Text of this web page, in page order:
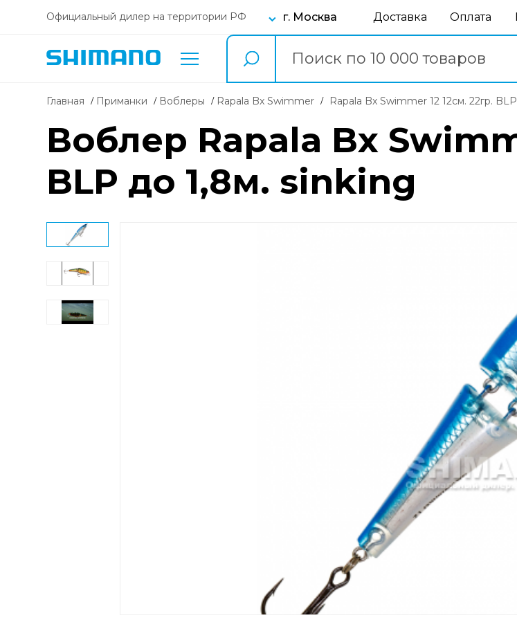
Официальный дилер на территории РФ г. Москва Доставка Оплата
Главная Приманки воблеры Rapala Bx Swimmer Rapala Bx Swimmer 12 12см. 22гр.
Воблер Rapala Bx
BLP до 1,8м. sinking